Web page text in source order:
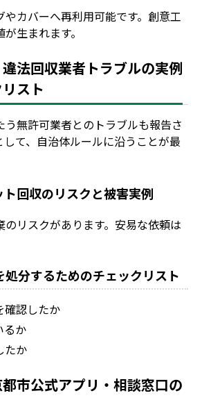
カバーへ再利用可能です。創意工
生まれます。
法回収業者トラブルの実例
スト
う無許可業者とのトラブルも報告さ
て、自治体ルールに沿うことが最
回収のリスクと被害実例
リスクがあります。安易な依頼は
処分するためのチェックリスト
確認したか
るか
たか
市公式アプリ・相談窓口の